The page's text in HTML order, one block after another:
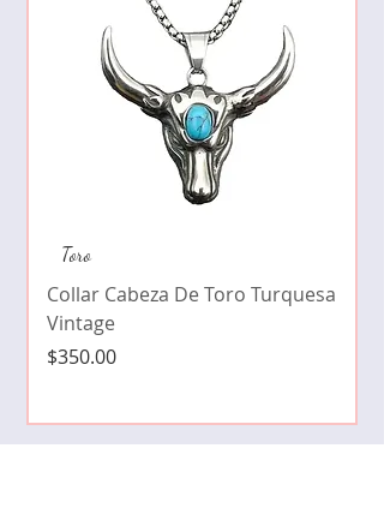
Toro
Collar Cabeza De Toro Turquesa
Vintage
Precio
$350.00